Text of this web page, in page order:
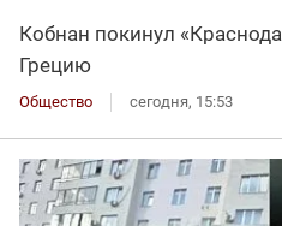
Кобнан покинул
Грецию
Общество сегодня, 15:53